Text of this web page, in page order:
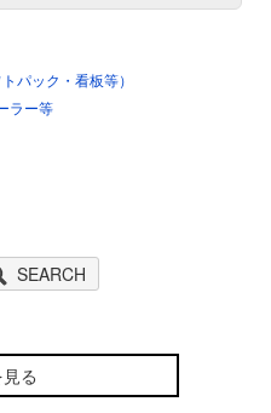
パック・看板等）
ラー等
SEARCH
る